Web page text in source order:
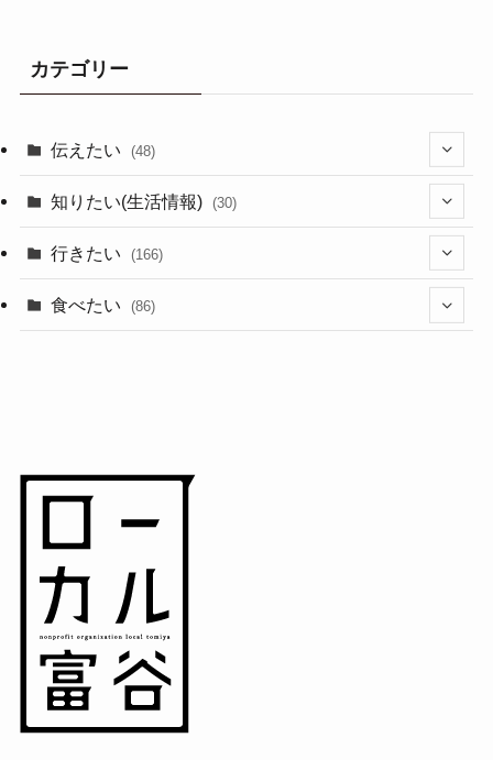
カテゴリー
伝えたい (48)
(44)
(1)
知りたい(生活情報) (30)
(10)
(11)
行きたい (166)
(18)
食べたい (86)